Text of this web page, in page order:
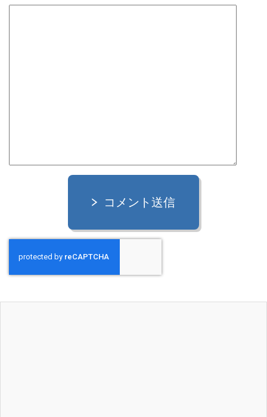
コメント送信